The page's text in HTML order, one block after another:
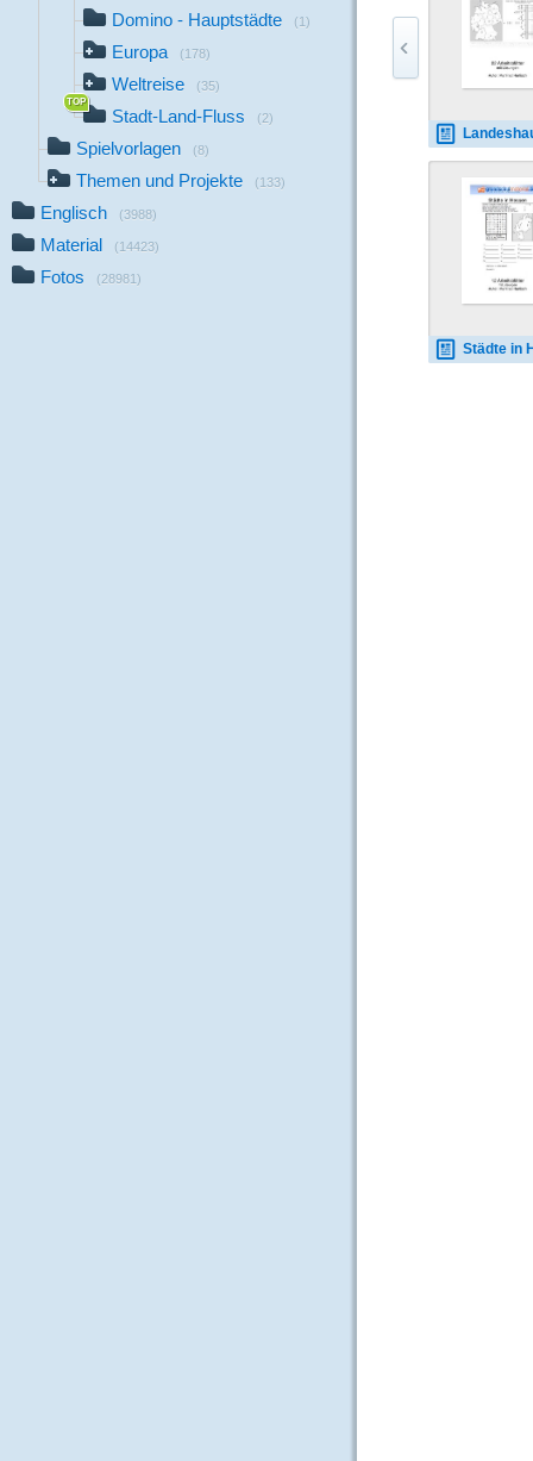
Domino - Hauptstädte (1)
Europa (178)
Weltreise (35)
Stadt-Land-Fluss (2)
Spielvorlagen (8)
Themen und Projekte (133)
Englisch (3988)
Material (14423)
Fotos (28981)
Städte in